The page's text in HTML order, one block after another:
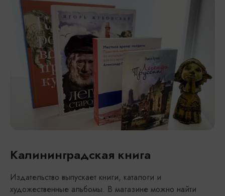
Калининградская книга
Издательство выпускает книги, каталоги и
художественные альбомы. В магазине можно найти